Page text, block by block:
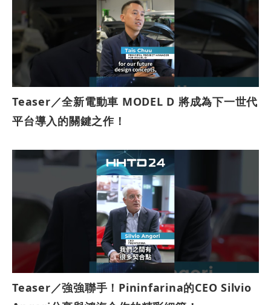
Teaser／全新電動車 MODEL D 將成為下一世代
平台導入的關鍵之作！
Teaser／強強聯手！Pininfarina的CEO Silvio